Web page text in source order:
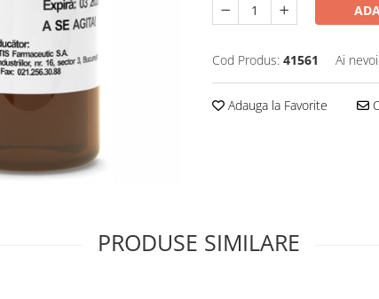
Cod Produs: 41561 Ai
Adauga la Favorite
PRODUSE SIMILARE